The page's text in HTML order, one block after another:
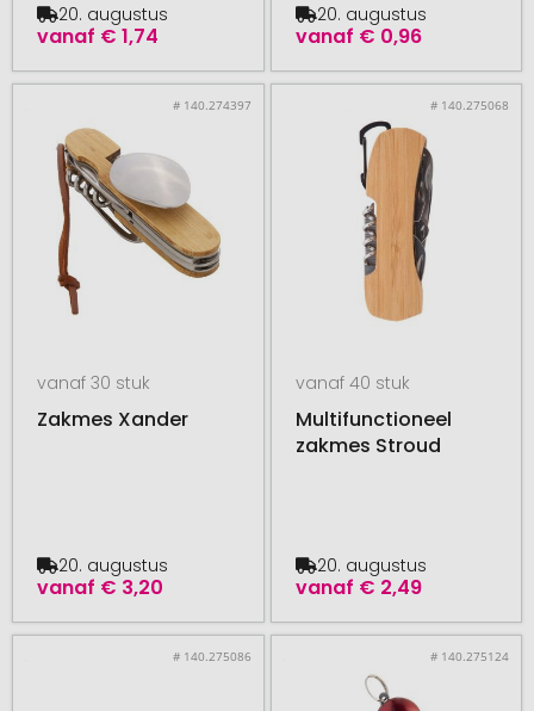
vanaf € 1,74
20. augustus
vanaf € 0,96
20. augustus
# 140.274397
vanaf 30 stuk
Zakmes Xander
vanaf € 3,20
20. augustus
# 140.275068
vanaf 40 stuk
Multifunctioneel
zakmes Stroud
vanaf € 2,49
20. augustus
# 140.275086 # 140.275124